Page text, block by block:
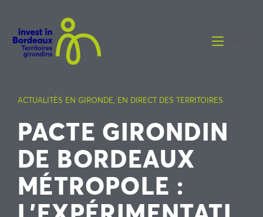
ACTUALITÉS EN GIRONDE, EN DIRECT DES TERRITOIRES
PACTE GIRONDIN
DE BORDEAUX
MÉTROPOLE :